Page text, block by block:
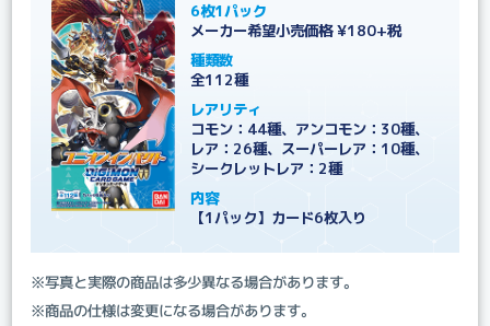
6枚1パック
メーカー希望小売価格 ¥180+税
種類数
全112種
レアリティ
コモン：44種、アンコモン：30種、
レア：26種、スーパーレア：10種、
シークレットレア：2種
内容
【1パック】カード6枚入り
※写真と実際の商品は多少異なる場合があります。
※商品の仕様は変更になる場合があります。